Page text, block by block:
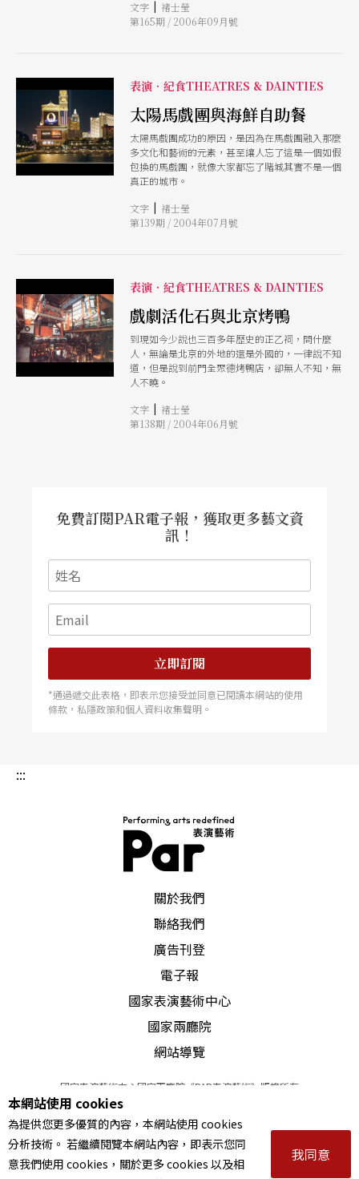
頭已見教堂矗立在眼前，細數著幾世紀以來的歷史
痕跡，自然與人文之間毫無接縫。
文字 | 褚士瑩
第165期 / 2006年09月號
表演‧紀食THEATRES & DAINTIES
太陽馬戲團與海鮮自助餐
太陽馬戲團成功的原因，是因為在馬戲團融入那麼
多文化和藝術的元素，甚至讓人忘了這是一個如假
包換的馬戲團，就像大家都忘了賭城其實不是一個
真正的城市。
文字 | 褚士瑩
第139期 / 2004年07月號
表演‧紀食THEATRES & DAINTIES
戲劇活化石與北京烤鴨
到現如今少說也三百多年歷史的正乙祠，問什麼
人，無論是北京的外地的還是外國的，一律說不知
道，但是說到前門全聚德烤鴨店，卻無人不知，無
人不曉。
文字 | 褚士瑩
第138期 / 2004年06月號
免費訂閱PAR電子報，獲取更多藝文資
訊！
立即訂閱
*通過遞交此表格，即表示您接受並同意已閱讀本網站的使用
條款，私隱政策和個人資料收集聲明。
:::
關於我們
聯絡我們
廣告刊登
電子報
國家表演藝術中心
國家兩廳院
網站導覽
國家表演藝術中心國家兩廳院《PAR表演藝術》版權所有
© 2022Performing arts redefined. All Rights Reserved
統一編號 Tax Id number 00973926
本站所提供相關演出資訊，如有異動應以主辦單位公告為準。
服務條款｜隱私權聲明｜著作權聲明
本網站使用 cookies
為提供您更多優質的內容，本網站使用 cookies
分析技術。 若繼續閱覽本網站內容，即表示您同
意我們使用 cookies，關於更多 cookies 以及相
我同意